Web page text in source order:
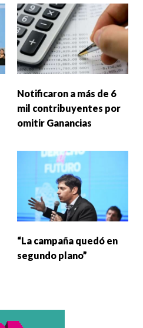
Notificaron a más de 6
mil contribuyentes por
omitir Ganancias
“La campaña quedó en
segundo plano”